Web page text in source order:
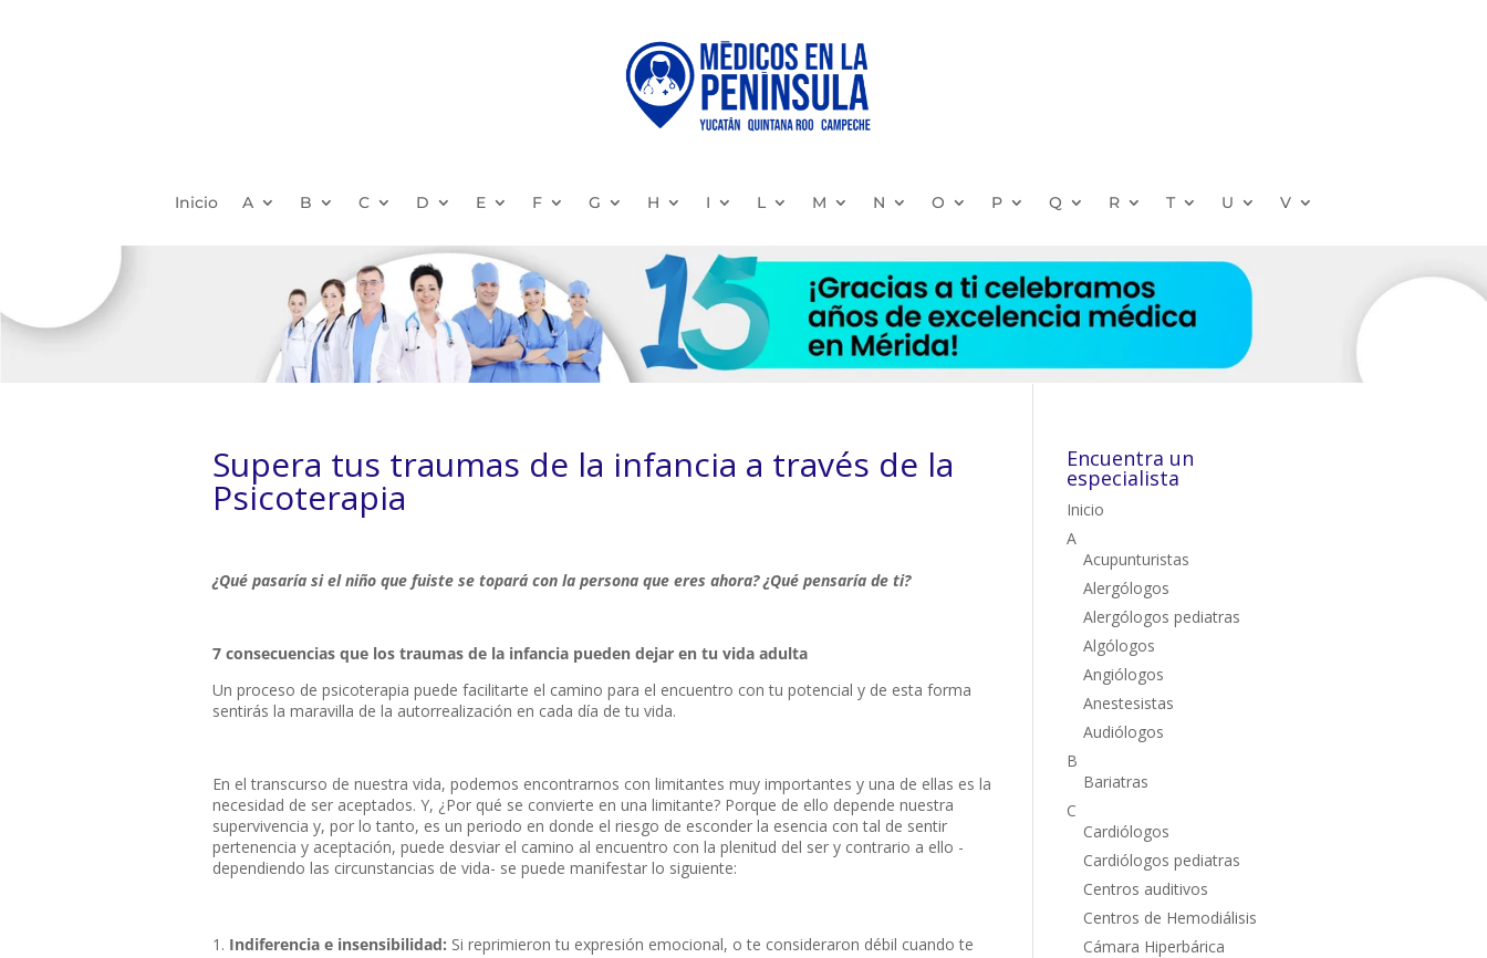
Inicio A B C D E F G H I L M N O P Q R T U V
Supera tus traumas de la infancia a través de la
Psicoterapia
¿Qué pasaría si el niño que fuiste se topará con la persona que eres ahora? ¿Qué pensaría de ti?
7 consecuencias que los traumas de la infancia pueden dejar en tu vida adulta
Un proceso de psicoterapia puede facilitarte el camino para el encuentro con tu potencial y de esta forma
sentirás la maravilla de la autorrealización en cada día de tu vida.
En el transcurso de nuestra vida, podemos encontrarnos con limitantes muy importantes y una de ellas es la
necesidad de ser aceptados. Y, ¿Por qué se convierte en una limitante? Porque de ello depende nuestra
supervivencia y, por lo tanto, es un periodo en donde el riesgo de esconder la esencia con tal de sentir
pertenencia y aceptación, puede desviar el camino al encuentro con la plenitud del ser y contrario a ello -
dependiendo las circunstancias de vida- se puede manifestar lo siguiente:
Indiferencia e insensibilidad: Si reprimieron tu expresión emocional, o te consideraron débil cuando te
Encuentra un
especialista
Inicio
A
Acupunturistas
Alergólogos
Alergólogos pediatras
Algólogos
Angiólogos
Anestesistas
Audiólogos
B
Bariatras
C
Cardiólogos
Cardiólogos pediatras
Centros auditivos
Centros de Hemodiálisis
Cámara Hiperbárica